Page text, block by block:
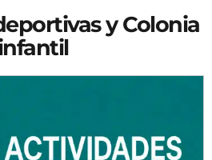
y Colonia